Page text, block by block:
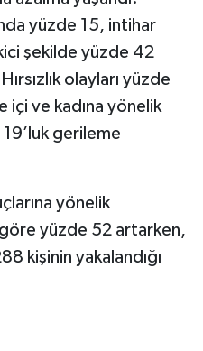
yüzde 15, intihar
şekilde yüzde 42
olayları yüzde
içi ve kadına yönelik
gerileme
yönelik
yüzde 52 artarken,
kişinin yakalandığı